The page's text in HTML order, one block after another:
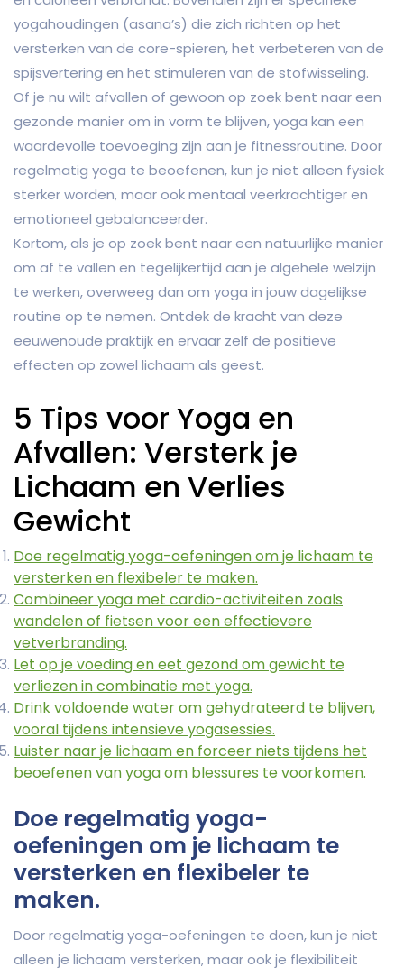
yogahoudingen (asana’s) die zich richten op het
versterken van de core-spieren, het verbeteren van de
spijsvertering en het stimuleren van de stofwisseling.
Of je nu wilt afvallen of gewoon op zoek bent naar een
gezonde manier om in vorm te blijven, yoga kan een
waardevolle toevoeging zijn aan je fitnessroutine. Door
regelmatig yoga te beoefenen, kun je niet alleen fysiek
sterker worden, maar ook mentaal veerkrachtiger en
emotioneel gebalanceerder.
Kortom, als je op zoek bent naar een natuurlijke manier
om af te vallen en tegelijkertijd aan je algehele welzijn
te werken, overweeg dan om yoga in jouw dagelijkse
routine op te nemen. Ontdek de kracht van deze
eeuwenoude praktijk en ervaar zelf de positieve
effecten op zowel lichaam als geest.
5 Tips voor Yoga en
Afvallen: Versterk je
Lichaam en Verlies
Gewicht
Doe regelmatig yoga-oefeningen om je lichaam te
versterken en flexibeler te maken.
Combineer yoga met cardio-activiteiten zoals
wandelen of fietsen voor een effectievere
vetverbranding.
Let op je voeding en eet gezond om gewicht te
verliezen in combinatie met yoga.
Drink voldoende water om gehydrateerd te blijven,
vooral tijdens intensieve yogasessies.
Luister naar je lichaam en forceer niets tijdens het
beoefenen van yoga om blessures te voorkomen.
Doe regelmatig yoga-
oefeningen om je lichaam te
versterken en flexibeler te
maken.
Door regelmatig yoga-oefeningen te doen, kun je niet
alleen je lichaam versterken, maar ook je flexibiliteit